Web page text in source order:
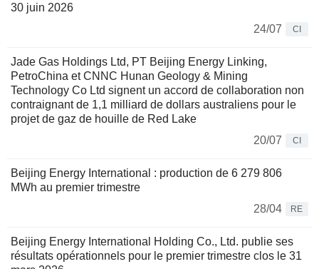
30 juin 2026
24/07
CI
Jade Gas Holdings Ltd, PT Beijing Energy Linking,
PetroChina et CNNC Hunan Geology & Mining
Technology Co Ltd signent un accord de collaboration non
contraignant de 1,1 milliard de dollars australiens pour le
projet de gaz de houille de Red Lake
20/07
CI
Beijing Energy International : production de 6 279 806
MWh au premier trimestre
28/04
RE
Beijing Energy International Holding Co., Ltd. publie ses
résultats opérationnels pour le premier trimestre clos le 31